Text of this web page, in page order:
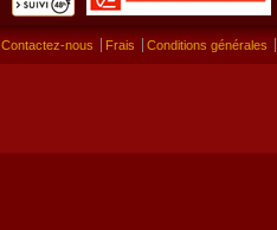
Contactez-nous Frais Conditions générales